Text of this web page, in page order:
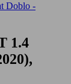
Doblo -
1.4